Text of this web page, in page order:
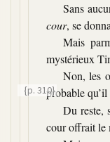
Sans
cour, se
Mais
mystérieux
Non, les
probable
{p. 310}
Du reste,
cour offrait le